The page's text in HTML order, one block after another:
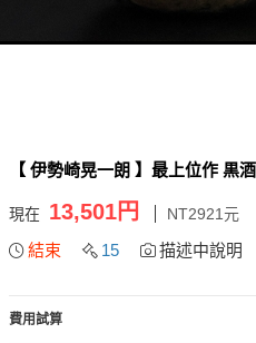
【 伊勢崎晃一朗 】最上位作 黒
現在 13,501円 NT2921元
結束 15 描述中說明
費用試算